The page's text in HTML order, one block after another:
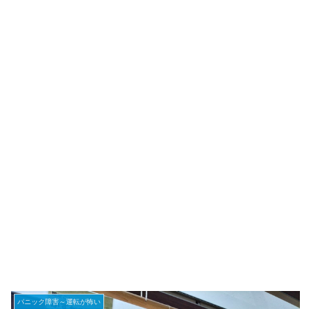
パニック障害～運転が怖い